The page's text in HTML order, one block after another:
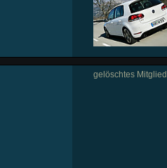
gelöschtes Mitglied